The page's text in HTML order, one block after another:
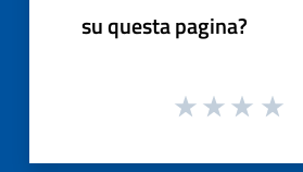
su questa pagina?